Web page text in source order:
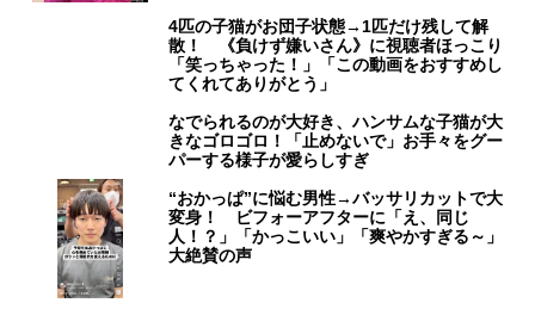
4匹の子猫がお団子状態→1匹だけ残して解
散！ 《負けず嫌いさん》に視聴者ほっこり
「笑っちゃった！」「この動画をおすすめし
てくれてありがとう」
なでられるのが大好き、ハンサムな子猫が大
きなゴロゴロ！「止めないで」お手々をグー
パーする様子が愛らしすぎ
“おかっぱ”に悩む男性→バッサリカットで大
変身！ ビフォーアフターに「え、同じ
人！？」「かっこいい」「爽やかすぎる～」
大絶賛の声